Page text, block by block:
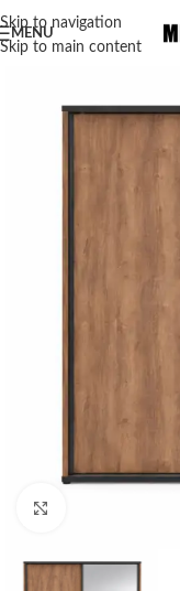
Skip to navigation
Skip to main content
MENU